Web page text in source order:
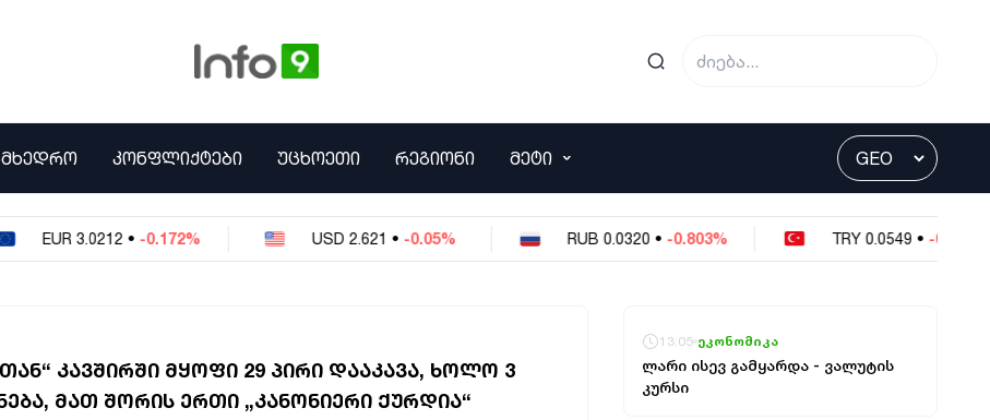
ᲙᲝᲜᲤᲚᲘᲥᲢᲔᲑᲘ ᲣᲪᲮᲝᲔᲗᲘ ᲠᲔᲒᲘᲝᲜᲘ ᲛᲔᲢᲘ
3.0212 • -0.172% USD 2.621 • -0.05% RUB 0.0320 • -0.803% TRY 0.0549 • -0.364%
ᲙᲐᲕᲨᲘᲠᲨᲘ ᲛᲧᲝᲤᲘ 29 ᲞᲘᲠᲘ ᲓᲐᲐᲙᲐᲕᲐ, ᲮᲝᲚᲝ 3
ᲛᲐᲗ ᲨᲝᲠᲘᲡ ᲔᲠᲗᲘ „ᲙᲐᲜᲝᲜᲘᲔᲠᲘ ᲥᲣᲠᲓᲘᲐ“
13:05 ეკონომიკა
ლარი ისევ გამყარდა - ვალუტის
კურსი